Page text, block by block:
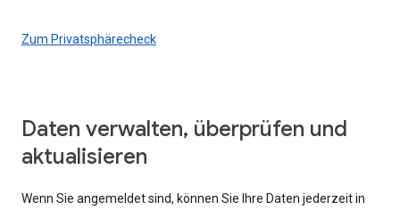
Zum Privatsphärecheck
Daten verwalten, überprüfen und
aktualisieren
Wenn Sie angemeldet sind, können Sie Ihre Daten jederzeit in